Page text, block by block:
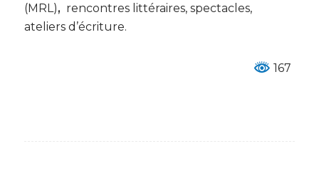
(MRL), rencontres littéraires, spectacles,
ateliers d’écriture.
167